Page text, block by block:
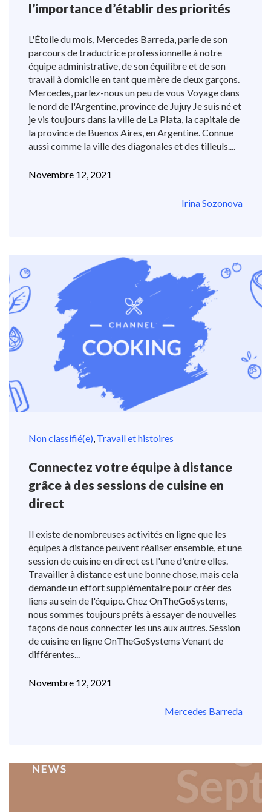
l’importance d’établir des priorités
L'Étoile du mois, Mercedes Barreda, parle de son
parcours de traductrice professionnelle à notre
équipe administrative, de son équilibre et de son
travail à domicile en tant que mère de deux garçons.
Mercedes, parlez-nous un peu de vous Voyage dans
le nord de l'Argentine, province de Jujuy Je suis né et
je vis toujours dans la ville de La Plata, la capitale de
la province de Buenos Aires, en Argentine. Connue
aussi comme la ville des diagonales et des tilleuls....
Novembre 12, 2021
Irina Sozonova
Non classifié(e), Travail et histoires
Connectez votre équipe à distance
grâce à des sessions de cuisine en
direct
Il existe de nombreuses activités en ligne que les
équipes à distance peuvent réaliser ensemble, et une
session de cuisine en direct est l'une d'entre elles.
Travailler à distance est une bonne chose, mais cela
demande un effort supplémentaire pour créer des
liens au sein de l'équipe. Chez OnTheGoSystems,
nous sommes toujours prêts à essayer de nouvelles
façons de nous connecter les uns aux autres. Session
de cuisine en ligne OnTheGoSystems Venant de
différentes...
Novembre 12, 2021
Mercedes Barreda